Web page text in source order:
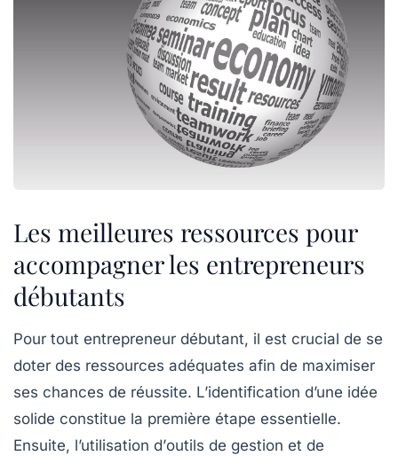
Les meilleures ressources pour
accompagner les entrepreneurs
débutants
Pour tout entrepreneur débutant, il est crucial de se
doter des ressources adéquates afin de maximiser
ses chances de réussite. L’identification d’une idée
solide constitue la première étape essentielle.
Ensuite, l’utilisation d’outils de gestion et de